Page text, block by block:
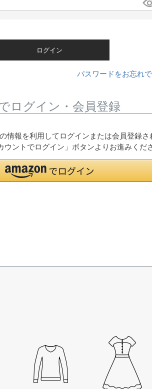
ログイン
パスワードをお忘れ
ログイン・会員登録
情報を利用してログインまたは会員登録さ
ントでログイン」ボタンよりお進みくだ